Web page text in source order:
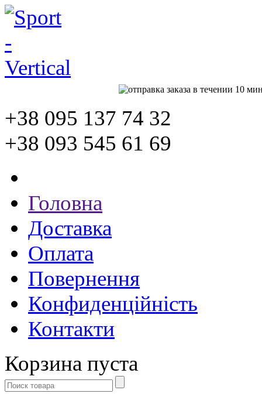
+38 095 137 74 32
+38 093 545 61 69
Головна
Доставка
Оплата
Повернення
Конфиденційність
Контакти
Корзина пуста